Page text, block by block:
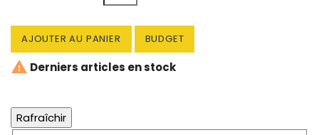
AJOUTER AU PANIER BUDGET
 Derniers articles en stock